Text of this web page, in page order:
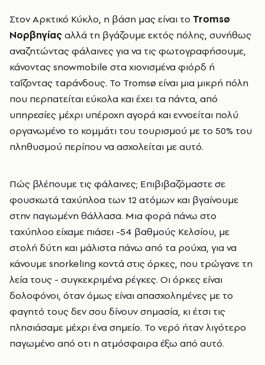
Στον Αρκτικό Κύκλο, η βάση μας είναι το Tromsø
Νορβηγίαςαλλά τη βγάζουμε εκτός πόλης, συνήθως
αναζητώντας φάλαινες για να τις φωτογραφήσουμε,
κάνοντας snowmobile στα χιονισμένα φιόρδ ή
ταΐζοντας ταράνδους. Το Tromsø είναι μια μικρή πόλη
που περπατείται εύκολα και έχει τα πάντα, από
υπηρεσίες μέχρι υπέροχη αγορά και εννοείται πολύ
οργανωμένο το κομμάτι του τουρισμού με το 50% του
πληθυσμού περίπου να ασχολείται με αυτό.
Πώς βλέπουμε τις φάλαινες; Eπιβιβαζόμαστε σε
φουσκωτά ταχύπλοα των 12 ατόμων και βγαίνουμε
στην παγωμένη θάλλασα. Μια φορά πάνω στο
ταχύπλοο είχαμε πιάσει -54 βαθμούς Κελσίου, με
στολή δύτη και μάλιστα πάνω από τα ρούχα, για να
κάνουμε snorkeling κοντά στις όρκες, που τρώγανε τη
λεία τους - συγκεκριμένα ρέγκες. Οι όρκες είναι
δολοφόνοι, όταν όμως είναι απασχολημένες με το
φαγητό τους δεν σου δίνουν σημασία, κι έτσι τις
πλησιάσαμε μέχρι ένα σημείο. Το νερό ήταν λιγότερο
παγωμένο από οτι η ατμόσφαιρα έξω από αυτό.